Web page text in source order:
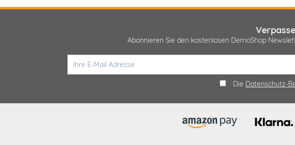
Abonnieren Sie den kostenlosen DemoShop
Die Datenschutz-